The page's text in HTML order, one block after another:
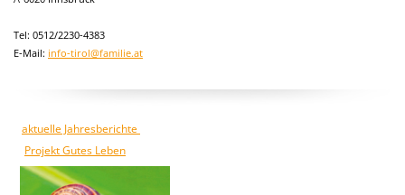
Tel: 0512/2230-4383
E-Mail: info-tirol@familie.at
aktuelle Jahresberichte
Projekt Gutes Leben